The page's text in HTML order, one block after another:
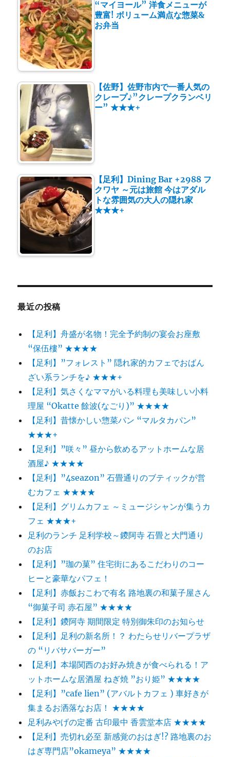
“マイヨール” 洋食メニューが
豊富! ボリューム満点な惣菜&
お弁当
【佐野】佐野市内で一番人気の
クレープ♪”クレープクランベリ
ー” ★★★+
【足利】Dining Bar +2988 フ
クワヤ ～元は旅館 今はアダル
トな雰囲気の大人の隠れ家
★★★+
最近の投稿
【足利】舟盛が名物！完全予約制の宴会お座敷
“保伍樓” ★★★★
【足利】”フォレスト” 隠れ家的カフェでおばん
ざい系ランチを♪ ★★★+
【足利】気さくなママがいる料理も美味しい小料
理屋 “Okatte 餘波(なごり)” ★★★★
【足利】昔懐かしい惣菜パン “マルタカパン”
★★★+
【足利】”咲々” 昼から飲めるアットホームな居
酒屋♪ ★★★★
【足利】”4seazon” 石畳通りのブティックが営
むカフェ ★★★★
【足利】グリムカフェ ～ミュージシャンが集うカ
フェ ★★★+
足利のランチ 足利学校～鑁阿寺 石畳と大門通り
のお店
【足利】”珈の菓” 住宅街にあるこだわりのコー
ヒーと豪華なパフェ！
【足利】赤飯おこわで有名 路地裏の和菓子屋さん
“御菓子司 赤石屋” ★★★★
【足利】鑁阿寺 期間限定 特別御朱印のお知らせ
【足利】足利の新名所！？ わたらせリバープラザ
の “リバサバーガー”
【足利】本場関西のお好み焼きが食べられる！ア
ットホームな居酒屋 ねぎ焼 ”おり姫” ★★★★
【足利】”cafe lien” (アバルトカフェ ) 車好きが
集まるお洒落なお店！ ★★★★
足利みやげの定番 古印最中 香雲堂本店 ★★★★
【足利】売切れ必至 新感覚のおはぎ!? 路地裏のお
はぎ専門店”okameya” ★★★★